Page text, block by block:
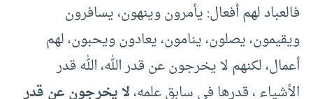
فالعباد لهم أفعال: يأمرون وينهون، يسافرون
ويقيمون، يصلون، ينامون، يعادون ويحبون، لهم
أعمال، لكنهم لا يخرجون عن قدر الله، الله قدر
الأشياء ، قدرها في سابق علمه،لا يخرجون عن قدر